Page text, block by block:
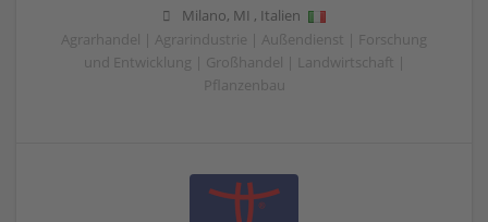
Milano, MI , Italien
Agrarhandel | Agrarindustrie | Außendienst | Forschung
und Entwicklung | Großhandel | Landwirtschaft |
Pflanzenbau